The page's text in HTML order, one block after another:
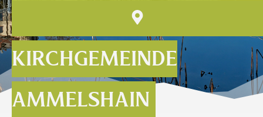
KIRCHGEMEINDE
AMMELSHAIN